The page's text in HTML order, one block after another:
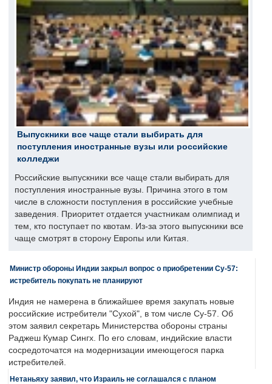
Выпускники все чаще стали выбирать для
поступления иностранные вузы или российские
колледжи
Российские выпускники все чаще стали выбирать для
поступления иностранные вузы. Причина этого в том
числе в сложности поступления в российские учебные
заведения. Приоритет отдается участникам олимпиад и
тем, кто поступает по квотам. Из-за этого выпускники все
чаще смотрят в сторону Европы или Китая.
Министр обороны Индии закрыл вопрос о приобретении Су-57:
истребитель покупать не планируют
Индия не намерена в ближайшее время закупать новые
российские истребители "Сухой", в том числе Су-57. Об
этом заявил секретарь Министерства обороны страны
Раджеш Кумар Сингх. По его словам, индийские власти
сосредоточатся на модернизации имеющегося парка
истребителей.
Нетаньяху заявил, что Израиль не соглашался с планом